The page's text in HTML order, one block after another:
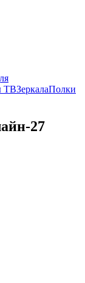
ТВЗеркалаПолки
27